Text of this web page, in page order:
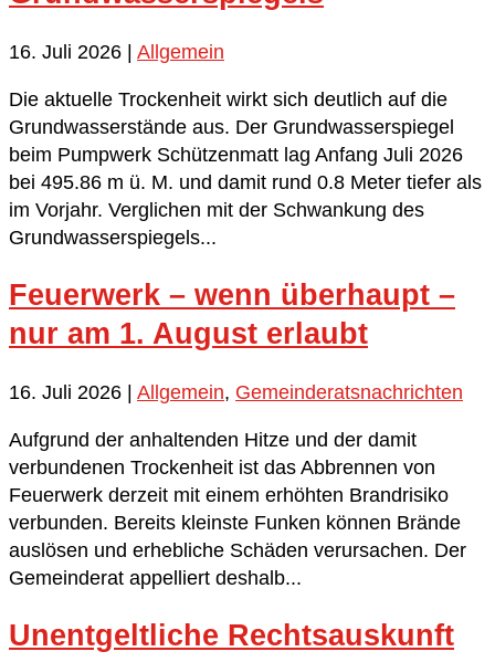
16. Juli 2026 | Allgemein
Die aktuelle Trockenheit wirkt sich deutlich auf die
Grundwasserstände aus. Der Grundwasserspiegel
beim Pumpwerk Schützenmatt lag Anfang Juli 2026
bei 495.86 m ü. M. und damit rund 0.8 Meter tiefer als
im Vorjahr. Verglichen mit der Schwankung des
Grundwasserspiegels...
Feuerwerk – wenn überhaupt –
nur am 1. August erlaubt
16. Juli 2026 | Allgemein, Gemeinderatsnachrichten
Aufgrund der anhaltenden Hitze und der damit
verbundenen Trockenheit ist das Abbrennen von
Feuerwerk derzeit mit einem erhöhten Brandrisiko
verbunden. Bereits kleinste Funken können Brände
auslösen und erhebliche Schäden verursachen. Der
Gemeinderat appelliert deshalb...
Unentgeltliche Rechtsauskunft